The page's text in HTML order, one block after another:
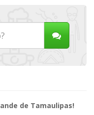
de Tamaulipas!